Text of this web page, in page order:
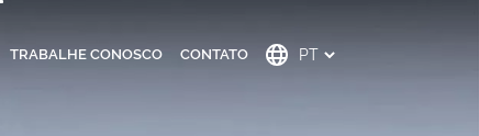
TRABALHE CONOSCO CONTATO